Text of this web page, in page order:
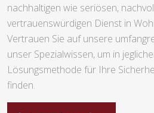
nachhaltigen wie seriösen,
vertrauenswürdigen Dienst in
Vertrauen Sie auf unsere
unser Spezialwissen, um in
Lösungsmethode für Ihre
finden.